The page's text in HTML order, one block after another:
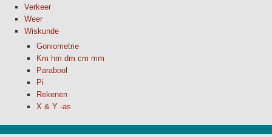
Verkeer
Weer
Wiskunde
Goniometrie
Km hm dm cm mm
Parabool
Pi
Rekenen
X & Y -as